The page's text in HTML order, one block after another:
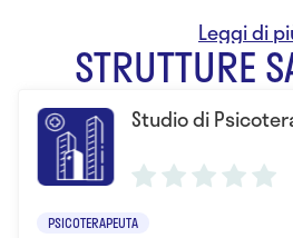
STRUTTURE
Studio di
PSICOTERAPEUTA